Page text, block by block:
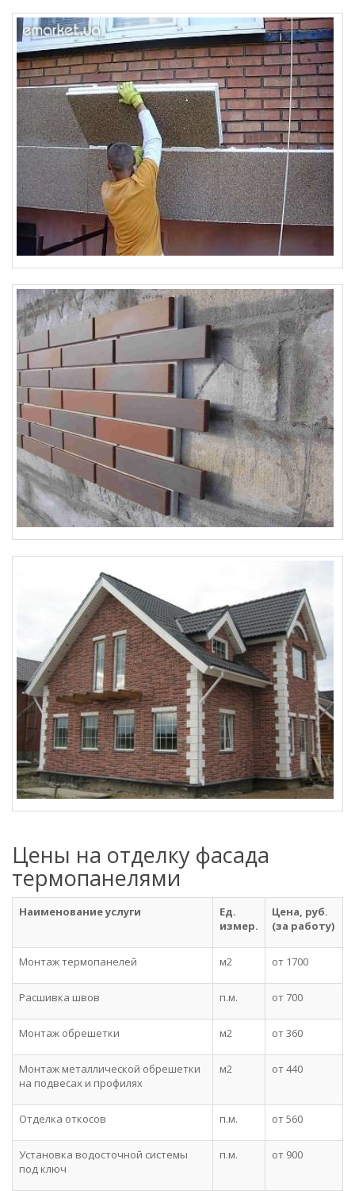
Цены на отделку фасада
термопанелями
Наименование услуги
Ед.
измер.
Цена, руб.
(за работу)
Монтаж термопанелей м2 от 1700
Расшивка швов п.м. от 700
Монтаж обрешетки м2 от 360
Монтаж металлической обрешетки
на подвесах и профилях
м2 от 440
Отделка откосов п.м. от 560
Установка водосточной системы
под ключ
п.м. от 900